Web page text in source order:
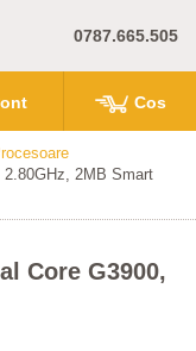
0787.665.505
Cos
2.80GHz, 2MB Smart
Core G3900,